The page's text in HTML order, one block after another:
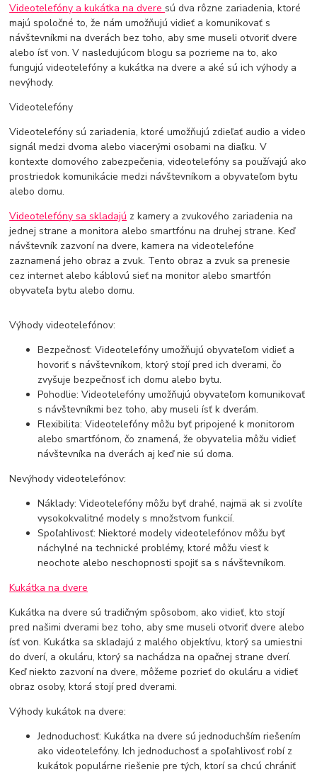
Videotelefóny a kukátka na dvere sú dva rôzne zariadenia, ktoré
majú spoločné to, že nám umožňujú vidieť a komunikovať s
návštevníkmi na dverách bez toho, aby sme museli otvoriť dvere
alebo ísť von. V nasledujúcom blogu sa pozrieme na to, ako
fungujú videotelefóny a kukátka na dvere a aké sú ich výhody a
nevýhody.
Videotelefóny
Videotelefóny sú zariadenia, ktoré umožňujú zdieľať audio a video
signál medzi dvoma alebo viacerými osobami na diaľku. V
kontexte domového zabezpečenia, videotelefóny sa používajú ako
prostriedok komunikácie medzi návštevníkom a obyvateľom bytu
alebo domu.
Videotelefóny sa skladajú z kamery a zvukového zariadenia na
jednej strane a monitora alebo smartfónu na druhej strane. Keď
návštevník zazvoní na dvere, kamera na videotelefóne
zaznamená jeho obraz a zvuk. Tento obraz a zvuk sa prenesie
cez internet alebo káblovú sieť na monitor alebo smartfón
obyvateľa bytu alebo domu.
Výhody videotelefónov:
Bezpečnosť: Videotelefóny umožňujú obyvateľom vidieť a
hovoriť s návštevníkom, ktorý stojí pred ich dverami, čo
zvyšuje bezpečnosť ich domu alebo bytu.
Pohodlie: Videotelefóny umožňujú obyvateľom komunikovať
s návštevníkmi bez toho, aby museli ísť k dverám.
Flexibilita: Videotelefóny môžu byť pripojené k monitorom
alebo smartfónom, čo znamená, že obyvatelia môžu vidieť
návštevníka na dverách aj keď nie sú doma.
Nevýhody videotelefónov:
Náklady: Videotelefóny môžu byť drahé, najmä ak si zvolíte
vysokokvalitné modely s množstvom funkcií.
Spoľahlivosť: Niektoré modely videotelefónov môžu byť
náchylné na technické problémy, ktoré môžu viesť k
neochote alebo neschopnosti spojiť sa s návštevníkom.
Kukátka na dvere
Kukátka na dvere sú tradičným spôsobom, ako vidieť, kto stojí
pred našimi dverami bez toho, aby sme museli otvoriť dvere alebo
ísť von. Kukátka sa skladajú z malého objektívu, ktorý sa umiestni
do dverí, a okuláru, ktorý sa nachádza na opačnej strane dverí.
Keď niekto zazvoní na dvere, môžeme pozrieť do okuláru a vidieť
obraz osoby, ktorá stojí pred dverami.
Výhody kukátok na dvere:
Jednoduchosť: Kukátka na dvere sú jednoduchším riešením
ako videotelefóny. Ich jednoduchosť a spoľahlivosť robí z
kukátok populárne riešenie pre tých, ktorí sa chcú chrániť